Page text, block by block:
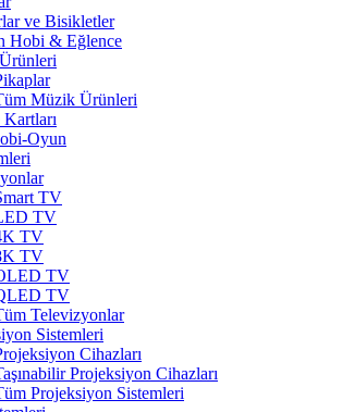
ve Bisikletler
Hobi & Eğlence
Müzik Ürünleri
Oyun
TV
TV
TV
TV
TV
TV
Televizyonlar
Sistemleri
Cihazları
Projeksiyon Cihazları
Projeksiyon Sistemleri